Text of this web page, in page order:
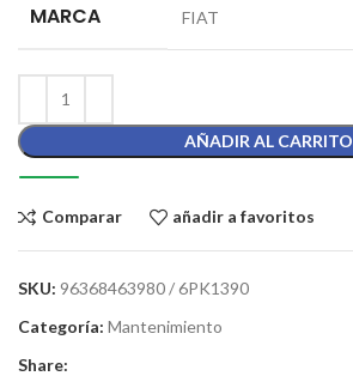
MARCA FIAT
AÑADIR AL CARRITO
Comparar añadir a favoritos
SKU: 96368463980 / 6PK1390
Categoría: Mantenimiento
Share: